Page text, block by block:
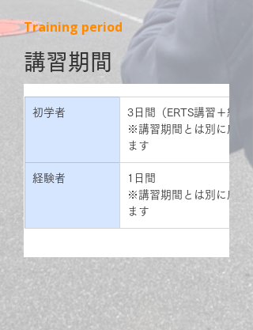
Training period
​講習期間
初学者
3日間（ERTS講習＋経験
※講習期間とは別に座学
ます
経験者
1日間
※講習期間とは別に座学
ます